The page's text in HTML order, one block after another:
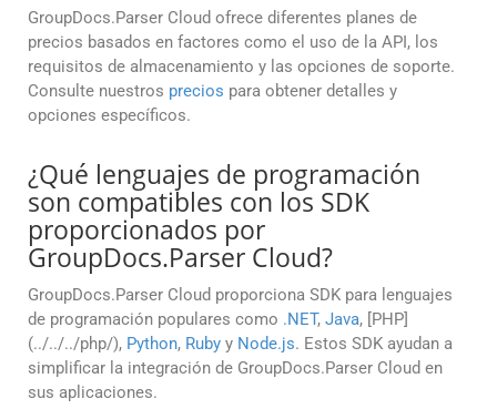
GroupDocs.Parser Cloud ofrece diferentes planes de
precios basados en factores como el uso de la API, los
requisitos de almacenamiento y las opciones de soporte.
Consulte nuestros precios para obtener detalles y
opciones específicos.
¿Qué lenguajes de programación
son compatibles con los SDK
proporcionados por
GroupDocs.Parser Cloud?
GroupDocs.Parser Cloud proporciona SDK para lenguajes
de programación populares como .NET, Java, [PHP]
(../../../php/), Python, Ruby y Node.js. Estos SDK ayudan a
simplificar la integración de GroupDocs.Parser Cloud en
sus aplicaciones.